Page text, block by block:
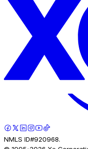
NMLS ID#920968.